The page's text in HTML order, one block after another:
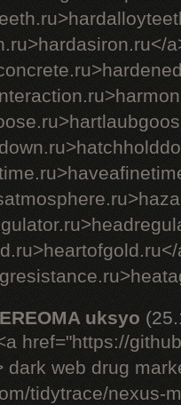
uksyo
href="https://
dark web drug
tidytrace/nexus-